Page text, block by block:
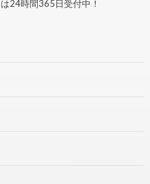
24時間365日受付中！